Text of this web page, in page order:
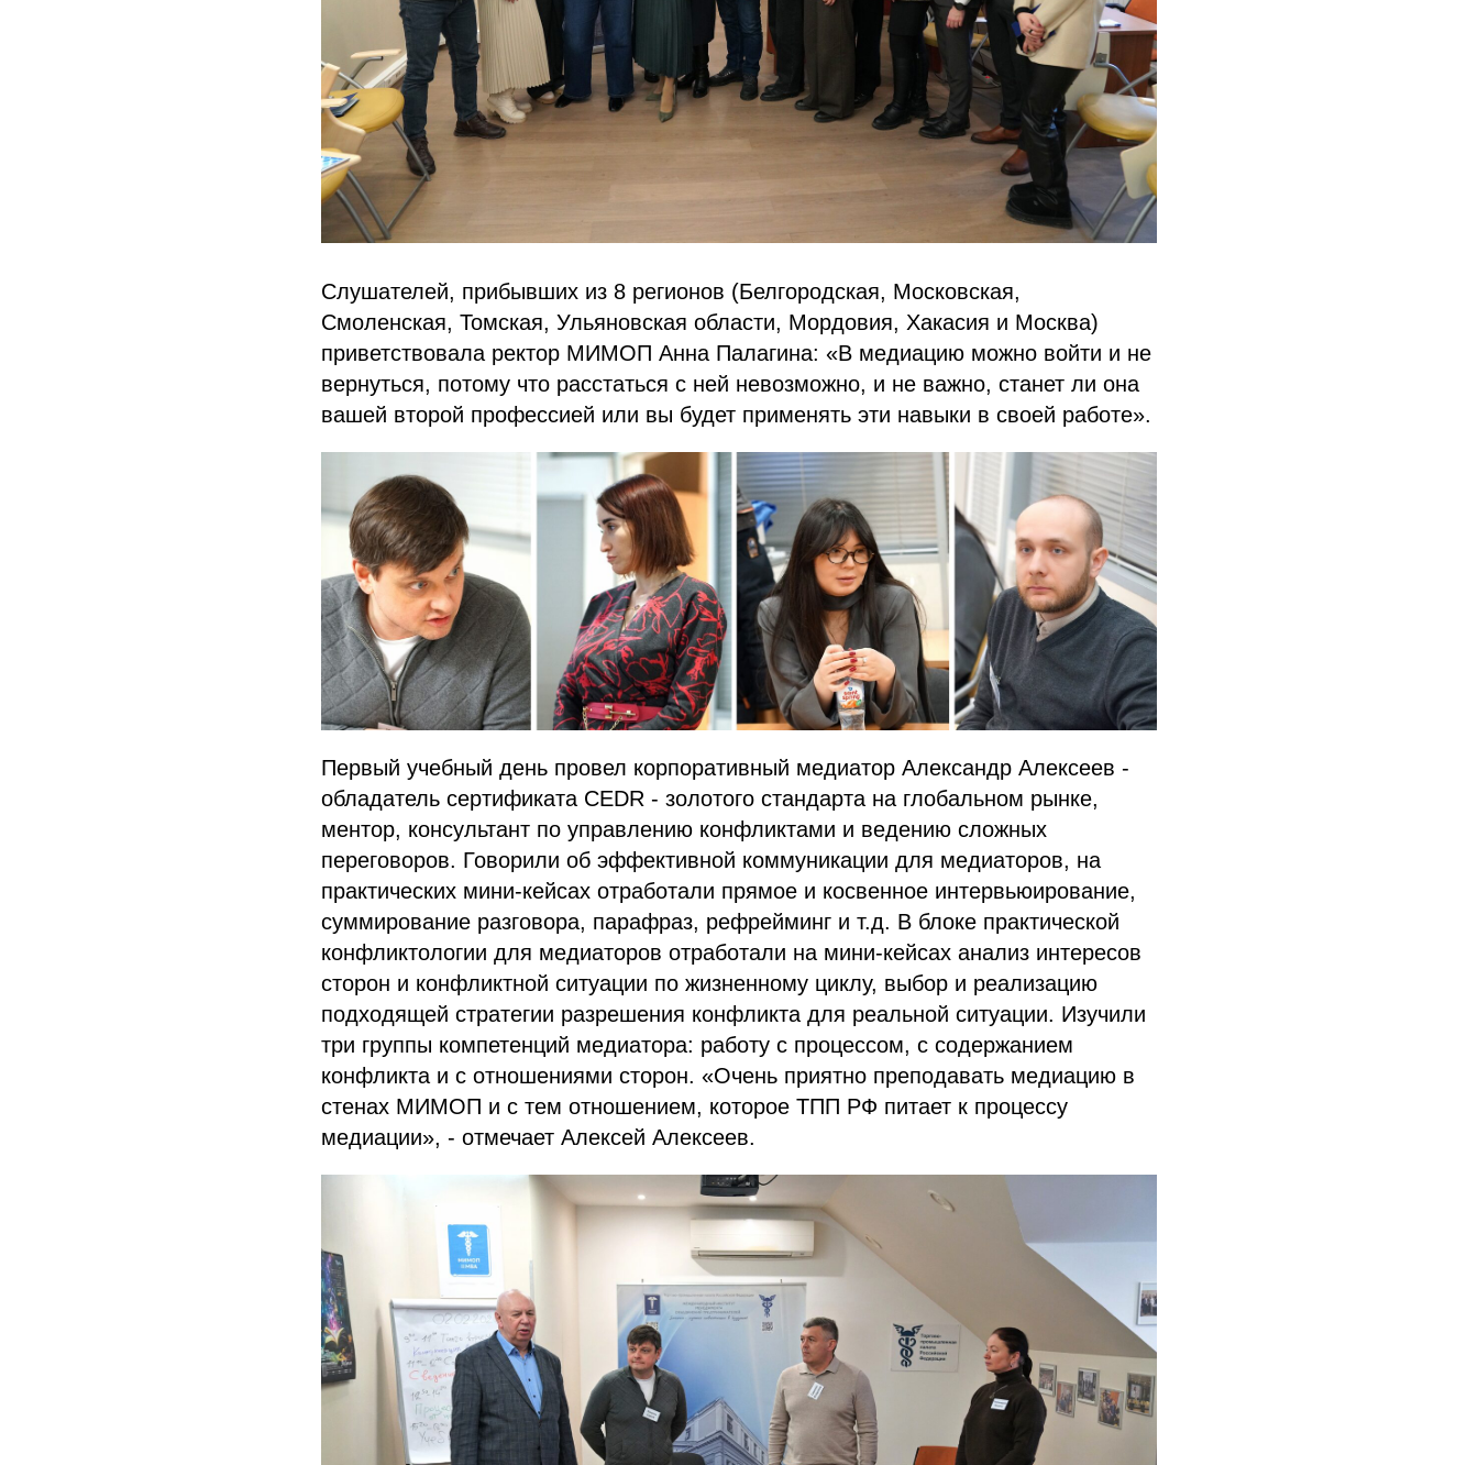
Слушателей, прибывших из 8 регионов (Белгородская, Московская,
Смоленская, Томская, Ульяновская области, Мордовия, Хакасия и Москва)
приветствовала ректор МИМОП Анна Палагина: «В медиацию можно войти и не
вернуться, потому что расстаться с ней невозможно, и не важно, станет ли она
вашей второй профессией или вы будет применять эти навыки в своей работе».
Первый учебный день провел корпоративный медиатор Александр Алексеев -
обладатель сертификата CEDR - золотого стандарта на глобальном рынке,
ментор, консультант по управлению конфликтами и ведению сложных
переговоров. Говорили об эффективной коммуникации для медиаторов, на
практических мини-кейсах отработали прямое и косвенное интервьюирование,
суммирование разговора, парафраз, рефрейминг и т.д. В блоке практической
конфликтологии для медиаторов отработали на мини-кейсах анализ интересов
сторон и конфликтной ситуации по жизненному циклу, выбор и реализацию
подходящей стратегии разрешения конфликта для реальной ситуации. Изучили
три группы компетенций медиатора: работу с процессом, с содержанием
конфликта и с отношениями сторон. «Очень приятно преподавать медиацию в
стенах МИМОП и с тем отношением, которое ТПП РФ питает к процессу
медиации», - отмечает Алексей Алексеев.